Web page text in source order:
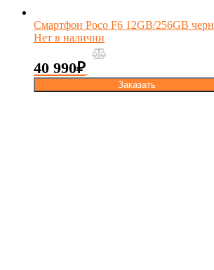
Смартфон Poco F6 12GB/256GB
Нет в наличии
40 990₽
Заказать